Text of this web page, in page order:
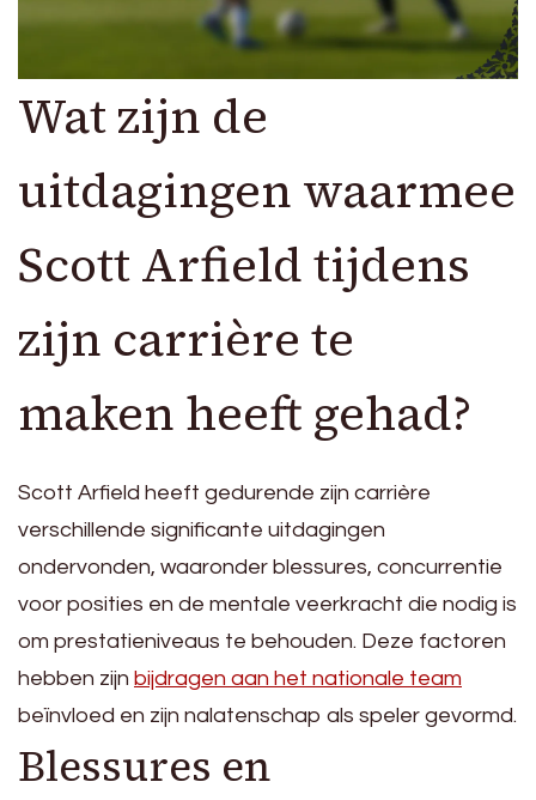
Wat zijn de
uitdagingen waarmee
Scott Arfield tijdens
zijn carrière te
maken heeft gehad?
Scott Arfield heeft gedurende zijn carrière
verschillende significante uitdagingen
ondervonden, waaronder blessures, concurrentie
voor posities en de mentale veerkracht die nodig is
om prestatieniveaus te behouden. Deze factoren
hebben zijn bijdragen aan het nationale team
beïnvloed en zijn nalatenschap als speler gevormd.
Blessures en